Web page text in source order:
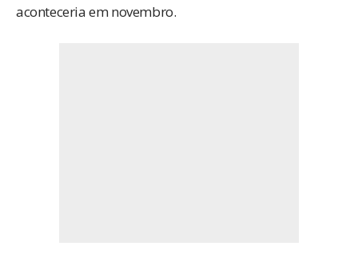
aconteceria em novembro.